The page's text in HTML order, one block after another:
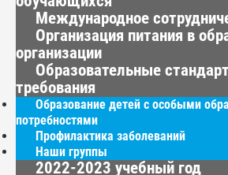
Международное
Организация питания в
организации
Образовательные
требования
Образование детей с особыми
потребностями
Профилактика заболеваний
Наши группы
2022-2023 учебный год